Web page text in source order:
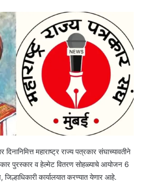
दिनानिमित्त महाराष्ट्र राज्य पत्रकार संघाच्यावतीने
पुरस्कार व हेल्मेट वितरण सोहळ्याचे आयोजन 6
कार्यालयात करण्यात येणार आहे.